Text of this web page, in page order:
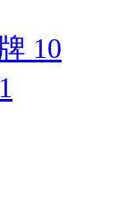
10
1